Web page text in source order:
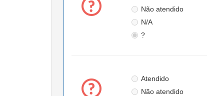
Não atendido
N/A
?
Atendido
Não atendido